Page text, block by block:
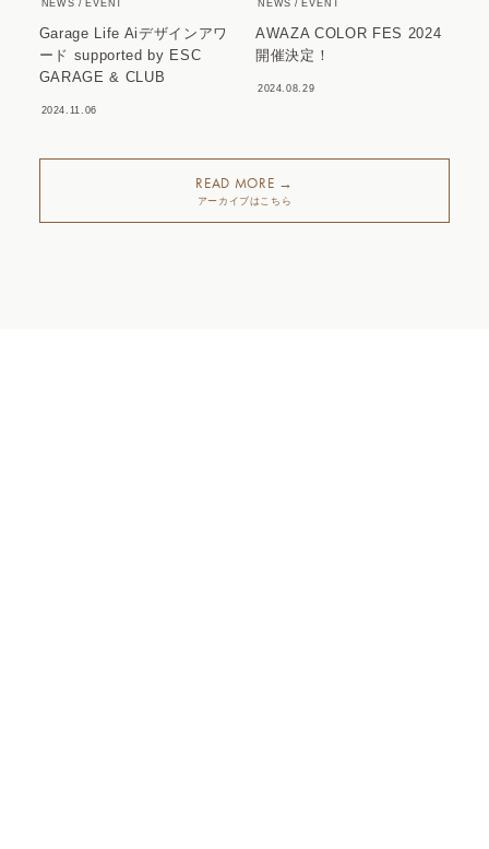
NEWS EVENT
Garage Life Aiデザインアワ
ード supported by ESC
GARAGE & CLUB
2024.11.06
NEWS EVENT
AWAZA COLOR FES 2024
開催決定！
2024.08.29
READ MORE →
アーカイブはこちら